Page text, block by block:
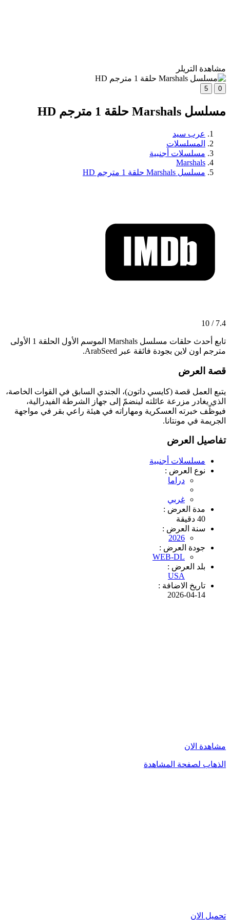
مشاهدة التريلر
0
5
مسلسل Marshals حلقة 1 مترجم HD
عرب سيد
المسلسلات
مسلسلات أجنبية
Marshals
مسلسل Marshals حلقة 1 مترجم HD
7.4 / 10
تابع أحدث حلقات مسلسل Marshals الموسم الأول الحلقة 1 الأولى
مترجم اون لاين بجودة فائقة عبر ArabSeed.
قصة العرض
يتبع العمل قصة (كايسي داتون)، الجندي السابق في القوات الخاصة،
الذي يغادر مزرعة عائلته لينضمّ إلى جهاز الشرطة الفيدرالية،
فيوظّف خبرته العسكرية ومهاراته في هيئة راعي بقر في مواجهة
الجريمة في مونتانا.
تفاصيل العرض
مسلسلات أجنبية
نوع العرض :
دراما
غربي
مدة العرض :
40 دقيقة
سنة العرض :
2026
جودة العرض :
WEB-DL
بلد العرض :
USA
تاريخ الاضافة :
2026-04-14
مشاهدة الان
الذهاب لصفحة المشاهدة
تحميل الان